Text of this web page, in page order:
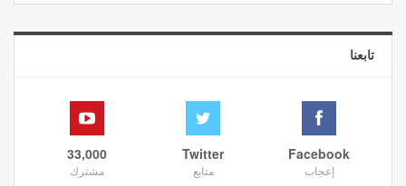
تابعنا
Facebook
إعجاب
Twitter
متابع
33,000
مشترك